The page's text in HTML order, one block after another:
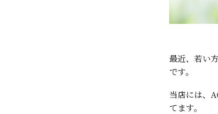
最近、若い
です。
当店には、
てます。